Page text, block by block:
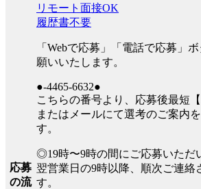
応募
の流
リモート面接OK
履歴書不要
「Webで応募」「電話で応募」
願いいたします。
●-4465-6632●
こちらの番号より、応募後最短
またはメールにて選考のご案内
す。
◎19時〜9時の間にご応募いた
翌営業日の9時以降、順次ご連絡
す。